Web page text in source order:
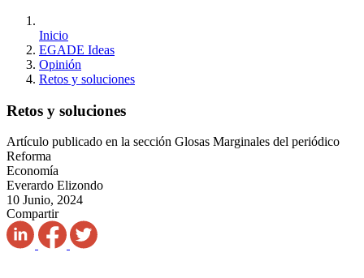
Inicio
EGADE Ideas
Opinión
Retos y soluciones
Retos y soluciones
Artículo publicado en la sección Glosas Marginales del periódico
Reforma
Economía
Everardo Elizondo
10 Junio, 2024
Compartir